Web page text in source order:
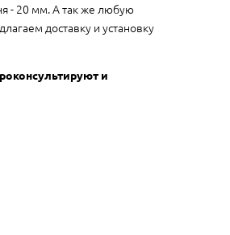
- 20 мм. А так же любую
доставку и установку
и